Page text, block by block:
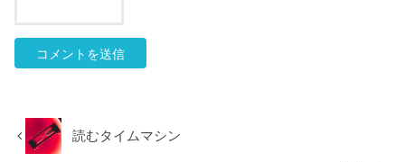
読むタイムマシン